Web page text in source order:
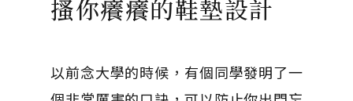
搔你癢癢的鞋墊設計
以前念大學的時候，有個同學發明了一